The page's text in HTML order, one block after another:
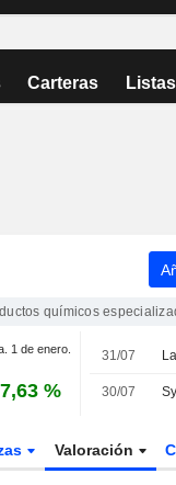
Carteras Listas
químicos
1 de enero.
%
31/07
30/07
Valoración